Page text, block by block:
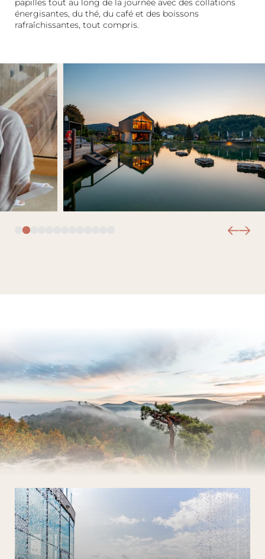
Le Wald Spa Resort
Chambres et tarifs
Bien-être
Gastronomie
Palatinat et Alsace
énergisantes, du thé, du café et des boissons
rafraîchissantes, tout compris.